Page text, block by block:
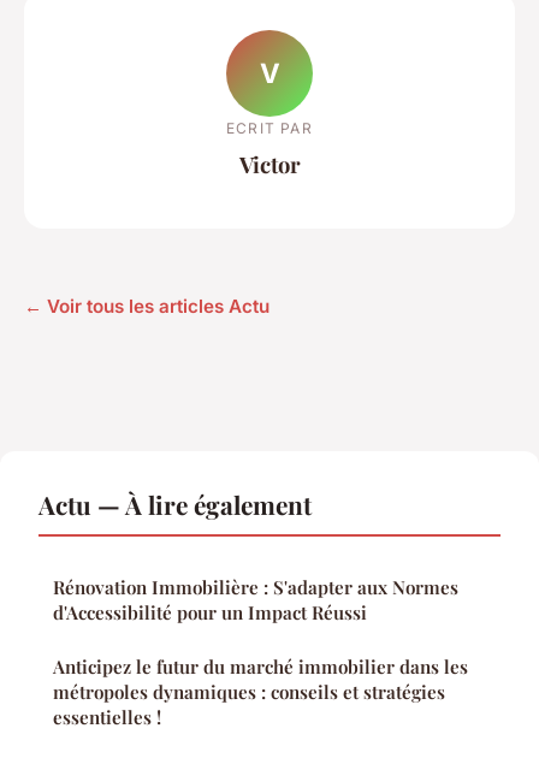
V
ECRIT PAR
Victor
← Voir tous les articles Actu
Actu — À lire également
Rénovation Immobilière : S'adapter aux Normes
d'Accessibilité pour un Impact Réussi
Anticipez le futur du marché immobilier dans les
métropoles dynamiques : conseils et stratégies
essentielles !